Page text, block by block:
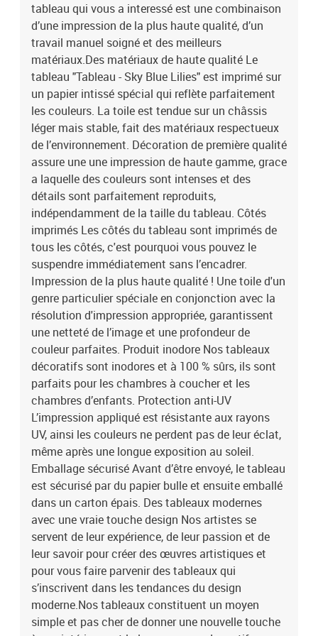
chaque goût. Notre offre comprend entre autres des natures
mortes, des paysages, des tableaux modernes pour le salon, des
tableaux abstraits, des reproductions de tableaux d’artistes
connus, des cartes du monde, des tableaux déco industrielle et
beaucoup d’autres.Le tableau est une décoration qui attire les
regards, indépendamment de la pièce dans laquelle il se trouve.
Parmi nos propositions, vous trouverez de grands tableaux pour le
salon, des tableaux majestueux pour les bureaux, des tableaux
apaisants pour les chambres à coucher, des tableaux qui
personnalisent l’intérieur et qui créent une ambiance unique, des
tableaux joyeux pour les chambres d’enfant, etc. Le tableau peut
également décorer les murs dans des endroits moins évidents
comme la cuisine, la salle de bains ou le couloir. Indépendamment
de la pièce où il se trouve, le tableau mural lui donnera un
caractère unique et créera une ambiance cosy pour tous les
habitants et invités. Le tableau est aussi un cadeau original pour
des occasions telles que :les anniversaires,le mariage comme
symbole d’une nouvelle vie,les pendaisons de crémaillère,Noël,la
Saint-Valentin,itp.Laissez le tableau "Tableau - Sky Blue Lilies"
changer votre maison et celles de vos proches ! Dimensions des
panneaux:100x50: 20x30 20x40 20x50 20x40 20x30200x100:
40x60 40x80 40x100 40x80 40x60
tableau qui vous a interessé est une combinaison
d’une impression de la plus haute qualité, d’un
travail manuel soigné et des meilleurs
matériaux.Des matériaux de haute qualité Le
tableau "Tableau - Sky Blue Lilies" est imprimé sur
un papier intissé spécial qui reflète parfaitement
les couleurs. La toile est tendue sur un châssis
léger mais stable, fait des matériaux respectueux
de l’environnement. Décoration de première qualité
assure une une impression de haute gamme, grace
a laquelle des couleurs sont intenses et des
détails sont parfaitement reproduits,
indépendamment de la taille du tableau. Côtés
imprimés Les côtés du tableau sont imprimés de
tous les côtés, c'est pourquoi vous pouvez le
suspendre immédiatement sans l’encadrer.
Impression de la plus haute qualité ! Une toile d'un
genre particulier spéciale en conjonction avec la
résolution d'impression appropriée, garantissent
une netteté de l’image et une profondeur de
couleur parfaites. Produit inodore Nos tableaux
décoratifs sont inodores et à 100 % sûrs, ils sont
parfaits pour les chambres à coucher et les
chambres d’enfants. Protection anti-UV
L’impression appliqué est résistante aux rayons
UV, ainsi les couleurs ne perdent pas de leur éclat,
même après une longue exposition au soleil.
Emballage sécurisé Avant d’être envoyé, le tableau
est sécurisé par du papier bulle et ensuite emballé
dans un carton épais. Des tableaux modernes
avec une vraie touche design Nos artistes se
servent de leur expérience, de leur passion et de
leur savoir pour créer des œuvres artistiques et
pour vous faire parvenir des tableaux qui
s’inscrivent dans les tendances du design
moderne.Nos tableaux constituent un moyen
simple et pas cher de donner une nouvelle touche